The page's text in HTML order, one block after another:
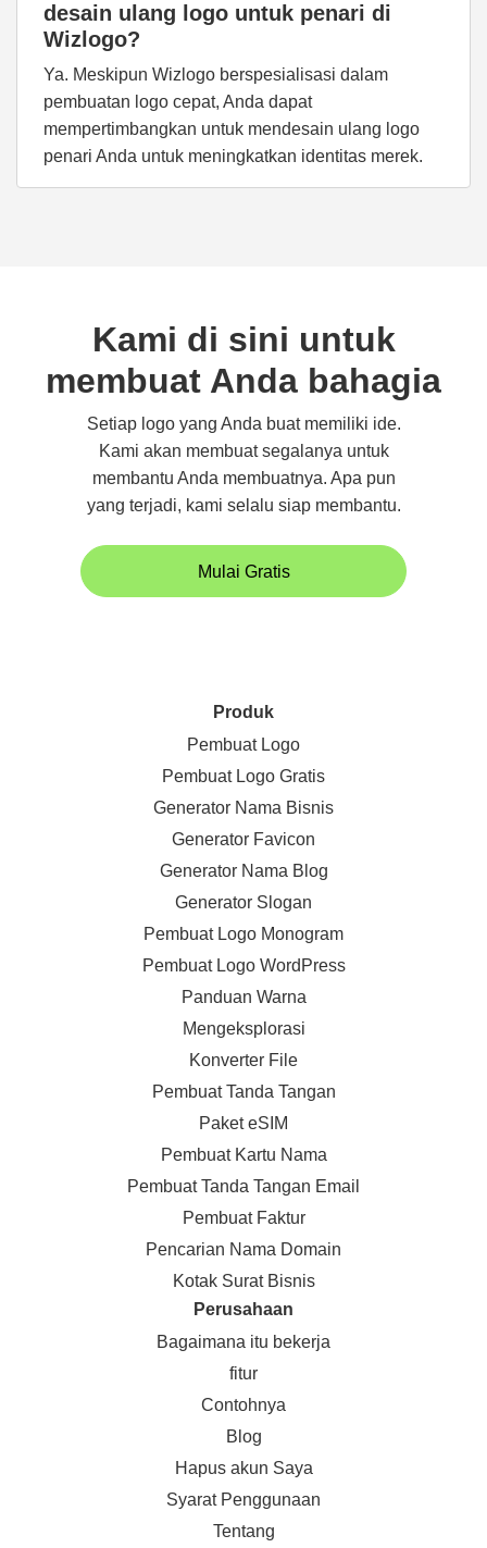
desain ulang logo untuk penari di
Wizlogo?
Ya. Meskipun Wizlogo berspesialisasi dalam
pembuatan logo cepat, Anda dapat
mempertimbangkan untuk mendesain ulang logo
penari Anda untuk meningkatkan identitas merek.
Kami di sini untuk
membuat Anda bahagia
Setiap logo yang Anda buat memiliki ide.
Kami akan membuat segalanya untuk
membantu Anda membuatnya. Apa pun
yang terjadi, kami selalu siap membantu.
Mulai Gratis
Produk
Pembuat Logo
Pembuat Logo Gratis
Generator Nama Bisnis
Generator Favicon
Generator Nama Blog
Generator Slogan
Pembuat Logo Monogram
Pembuat Logo WordPress
Panduan Warna
Mengeksplorasi
Konverter File
Pembuat Tanda Tangan
Paket eSIM
Pembuat Kartu Nama
Pembuat Tanda Tangan Email
Pembuat Faktur
Pencarian Nama Domain
Kotak Surat Bisnis
Perusahaan
Bagaimana itu bekerja
fitur
Contohnya
Blog
Hapus akun Saya
Syarat Penggunaan
Tentang